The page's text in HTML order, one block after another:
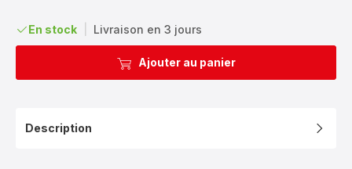
En stock Livraison en 3 jours
Ajouter au panier
Description